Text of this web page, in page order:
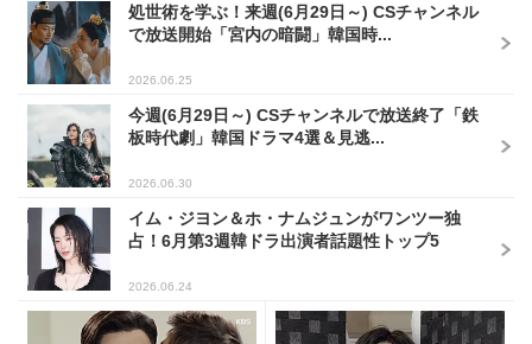
処世術を学ぶ！来週(6月29日～) CSチャンネル
で放送開始「宮内の暗闘」韓国時...
2026.06.25
今週(6月29日～) CSチャンネルで放送終了「鉄
板時代劇」韓国ドラマ4選＆見逃...
2026.06.30
イム・ジヨン＆ホ・ナムジュンがワンツー独
占！6月第3週韓ドラ出演者話題性トップ5
2026.06.24